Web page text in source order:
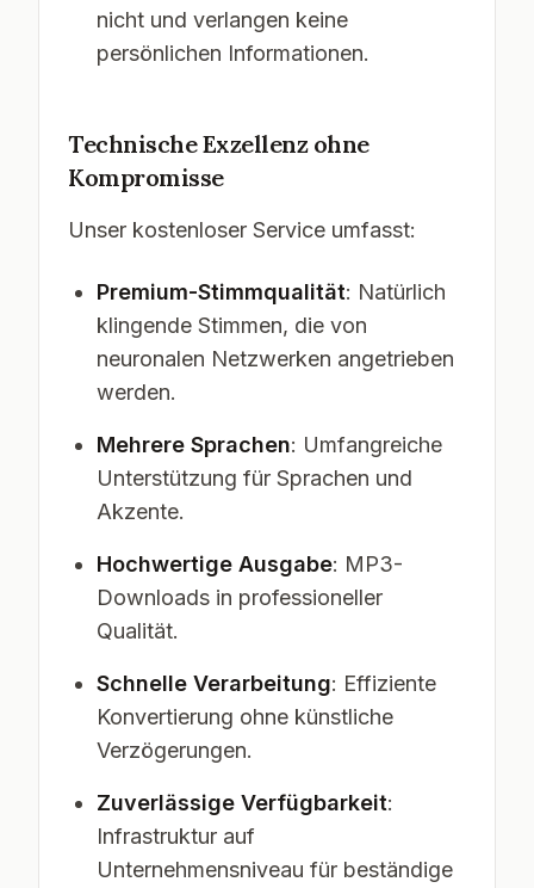
nicht und verlangen keine
persönlichen Informationen.
Technische Exzellenz ohne
Kompromisse
Unser kostenloser Service umfasst:
Premium-Stimmqualität: Natürlich
klingende Stimmen, die von
neuronalen Netzwerken angetrieben
werden.
Mehrere Sprachen: Umfangreiche
Unterstützung für Sprachen und
Akzente.
Hochwertige Ausgabe: MP3-
Downloads in professioneller
Qualität.
Schnelle Verarbeitung: Effiziente
Konvertierung ohne künstliche
Verzögerungen.
Zuverlässige Verfügbarkeit:
Infrastruktur auf
Unternehmensniveau für beständige